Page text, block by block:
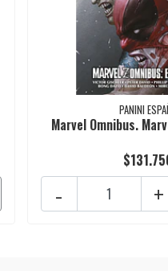
PANINI
Marvel Omnibus.
+
-